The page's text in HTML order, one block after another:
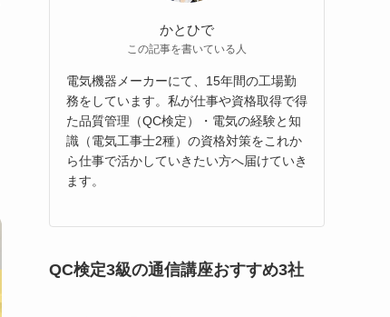
かとひで
この記事を書いている人
電気機器メーカーにて、15年間の工場勤
務をしています。私が仕事や資格取得で得
た品質管理（QC検定）・電気の経験と知
識（電気工事士2種）の資格対策をこれか
ら仕事で活かしていきたい方へ届けていき
ます。
QC検定3級の通信講座おすすめ3社